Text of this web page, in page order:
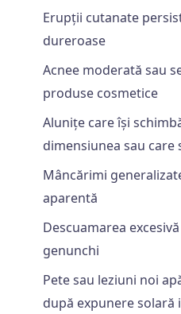
Erupții cutanate
dureroase
Acnee moderată sau
produse cosmetice
Alunițe care își
dimensiunea sau care
Mâncărimi
aparentă
Descuamarea
genunchi
Pete sau leziuni noi
după expunere solară